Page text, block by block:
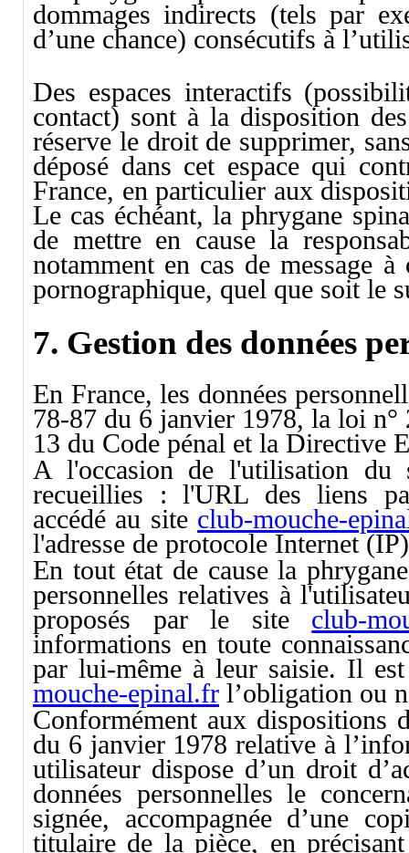
dommages indirects (tels par
d’une chance) consécutifs à
Des espaces interactifs
contact) sont à la disposition
réserve le droit de supprimer,
déposé dans cet espace qui
France, en particulier aux
Le cas échéant, la phrygane
de mettre en cause la
notamment en cas de message
pornographique, quel que soit le
7. Gestion des données
En France, les données
78-87 du 6 janvier 1978, la loi
13 du Code pénal et la Directive
A l'occasion de l'utilisation
recueillies : l'URL des liens
accédé au site club-mouche-
l'adresse de protocole Internet
En tout état de cause la
personnelles relatives à
proposés par le site club-
informations en toute
par lui-même à leur saisie. Il
mouche-epinal.fr l’obligation ou
Conformément aux dispositions
du 6 janvier 1978 relative à
utilisateur dispose d’un droit
données personnelles le
signée, accompagnée d’une
titulaire de la pièce, en